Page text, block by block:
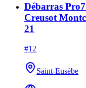
Débarras
Creusot
21
#12
Saint-Eusèbe